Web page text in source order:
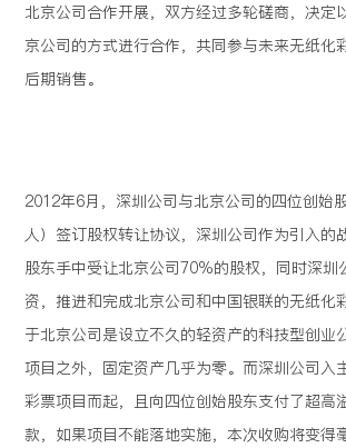
北京公司合作开展，双方经过多轮磋商，决定
京公司的方式进行合作，共同参与未来无纸化
后期销售。
2012年6月，深圳公司与北京公司的四位创始
人）签订股权转让协议，深圳公司作为引入的
股东手中受让北京公司70%的股权，同时深圳
资，推进和完成北京公司和中国银联的无纸化
于北京公司是设立不久的轻资产的科技型创业
项目之外，固定资产几乎为零。而深圳公司入
彩票项目而起，且向四位创始股东支付了超高
款，如果项目不能落地实施，本次收购将变得